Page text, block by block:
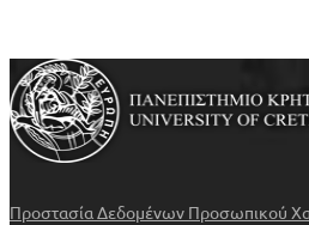
Προστασία Δεδομένων Προσωπικού